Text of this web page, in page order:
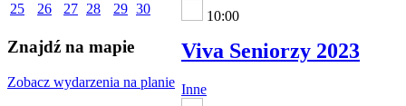
25
26 27 28 29 30
Znajdź na mapie
Zobacz wydarzenia na planie
10:00
Viva Seniorzy 2023
Inne